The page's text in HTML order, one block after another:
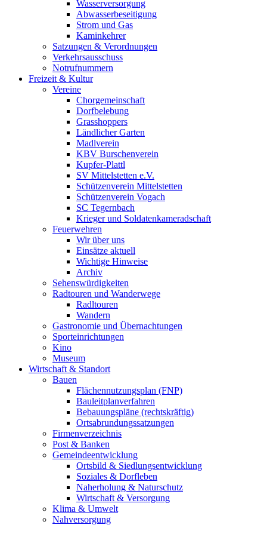
Wasserversorgung
Abwasserbeseitigung
Strom und Gas
Kaminkehrer
Satzungen & Verordnungen
Verkehrsausschuss
Notrufnummern
Freizeit & Kultur
Vereine
Chorgemeinschaft
Dorfbelebung
Grasshoppers
Ländlicher Garten
Madlverein
KBV Burschenverein
Kupfer-Plattl
SV Mittelstetten e.V.
Schützenverein Mittelstetten
Schützenverein Vogach
SC Tegernbach
Krieger und Soldatenkameradschaft
Feuerwehren
Wir über uns
Einsätze aktuell
Wichtige Hinweise
Archiv
Sehenswürdigkeiten
Radtouren und Wanderwege
Radltouren
Wandern
Gastronomie und Übernachtungen
Sporteinrichtungen
Kino
Museum
Wirtschaft & Standort
Bauen
Flächennutzungsplan (FNP)
Bauleitplanverfahren
Bebauungspläne (rechtskräftig)
Ortsabrundungssatzungen
Firmenverzeichnis
Post & Banken
Gemeindeentwicklung
Ortsbild & Siedlungsentwicklung
Soziales & Dorfleben
Naherholung & Naturschutz
Wirtschaft & Versorgung
Klima & Umwelt
Nahversorgung